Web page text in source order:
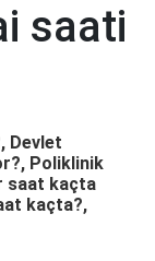
saati
Devlet
Poliklinik
saat kaçta
kaçta?,